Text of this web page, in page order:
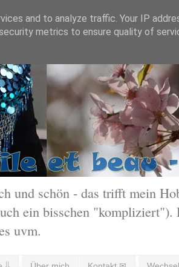
und schön - das trifft mein
ein bisschen
uvm.
and to analyze traffic. Your IP
metrics to ensure quality of